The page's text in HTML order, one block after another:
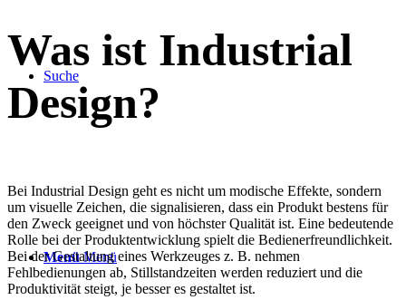
Suche
Menü Menü
Was ist Industrial
Design?
Bei Industrial Design geht es nicht um modische Effekte, sondern
um visuelle Zeichen, die signalisieren, dass ein Produkt bestens für
den Zweck geeignet und von höchster Qualität ist. Eine bedeutende
Rolle bei der Produktentwicklung spielt die Bedienerfreundlichkeit.
Bei der Gestaltung eines Werkzeuges z. B. nehmen
Fehlbedienungen ab, Stillstandzeiten werden reduziert und die
Produktivität steigt, je besser es gestaltet ist.